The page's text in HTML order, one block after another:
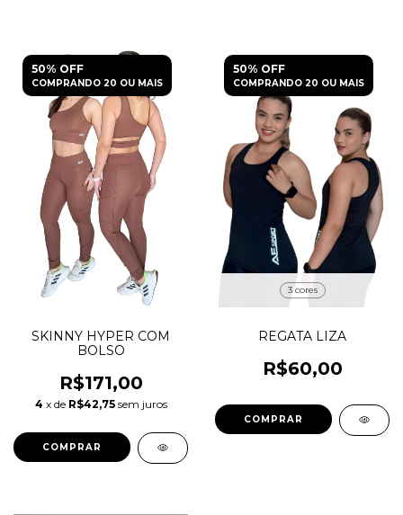
50% OFF
COMPRANDO 20 OU MAIS
SKINNY HYPER COM
BOLSO
R$171,00
4 x de R$42,75 sem juros
COMPRAR
50% OFF
COMPRANDO 20 OU MAIS
3 cores
REGATA LIZA
R$60,00
COMPRAR